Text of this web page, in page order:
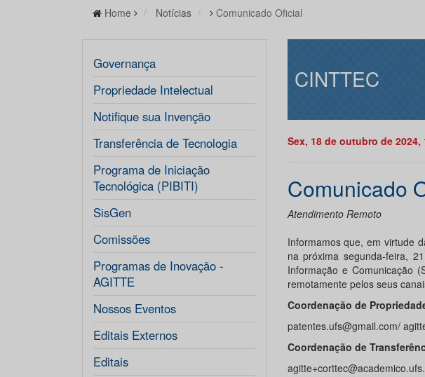
Home Notícias Comunicado Oficial
Governança
Propriedade Intelectual
Notifique sua Invenção
Transferência de Tecnologia
Programa de Iniciação
Tecnológica (PIBITI)
SisGen
Comissões
Programas de Inovação -
AGITTE
Nossos Eventos
Editais Externos
Editais
CINTTEC
Sex, 18 de outubro de 2024,
Comunicado
Atendimento Remoto
Informamos que, em virtude
na próxima segunda-feira,
Informação e Comunicação
remotamente pelos seus
Coordenação de
patentes.ufs@gmail.com/
Coordenação de